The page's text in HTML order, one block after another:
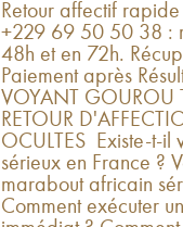
Retour affectif
+229 69 50 50 38 :
48h et en 72h.
Paiement après
VOYANT GOUROU
RETOUR
OCULTES Existe-t-il
sérieux en France ?
marabout africain
Comment exécuter